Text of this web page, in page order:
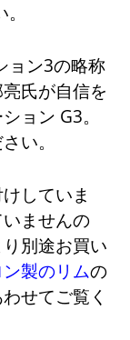
ョン3の略称
氏が自信を
ョン G3。
い。
していま
ませんの
別途お買い
製のリムの
せてご覧く